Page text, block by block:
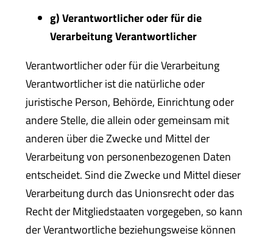
g) Verantwortlicher oder für die
Verarbeitung Verantwortlicher
Verantwortlicher oder für die Verarbeitung
Verantwortlicher ist die natürliche oder
juristische Person, Behörde, Einrichtung oder
andere Stelle, die allein oder gemeinsam mit
anderen über die Zwecke und Mittel der
Verarbeitung von personenbezogenen Daten
entscheidet. Sind die Zwecke und Mittel dieser
Verarbeitung durch das Unionsrecht oder das
Recht der Mitgliedstaaten vorgegeben, so kann
der Verantwortliche beziehungsweise können